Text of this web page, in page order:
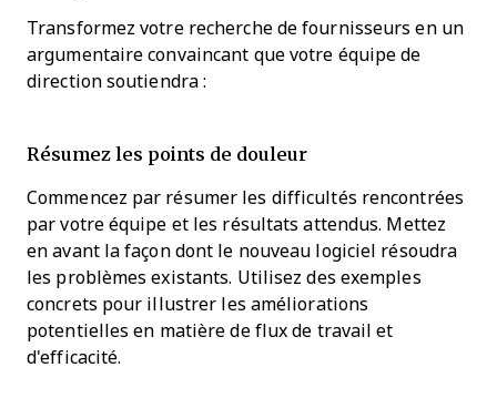
Transformez votre recherche de fournisseurs en un
argumentaire convaincant que votre équipe de
direction soutiendra :
Résumez les points de douleur
Commencez par résumer les difficultés rencontrées
par votre équipe et les résultats attendus. Mettez
en avant la façon dont le nouveau logiciel résoudra
les problèmes existants. Utilisez des exemples
concrets pour illustrer les améliorations
potentielles en matière de flux de travail et
d'efficacité.